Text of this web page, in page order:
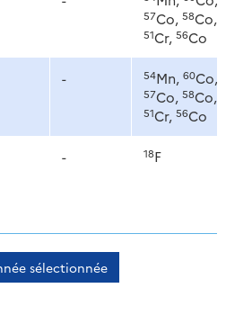
57Co, 58Co,
51Cr, 56Co
- 54Mn, 60Co,
57Co, 58Co,
51Cr, 56Co
- 18F
sélectionnée